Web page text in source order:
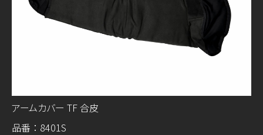
アームカバー TF 合皮
品番：8401S